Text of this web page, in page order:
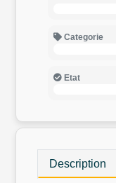
Categorie
Etat
Description